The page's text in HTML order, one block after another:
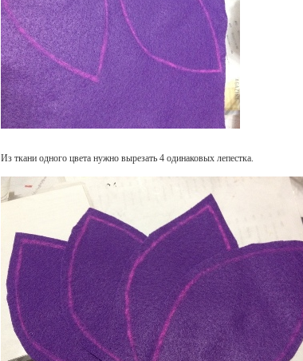
Из ткани одного цвета нужно вырезать 4 одинаковых лепестка.